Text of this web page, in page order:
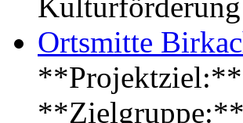
Ortsmitte
**Projektziel:**